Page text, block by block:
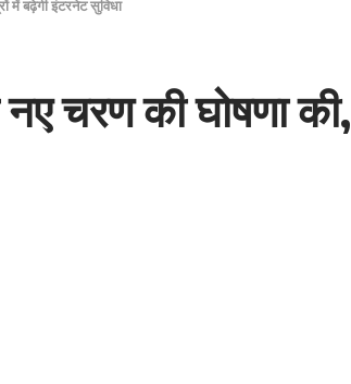
में बढ़ेगी इंटरनेट सुविधा
चरण की घोषणा की,